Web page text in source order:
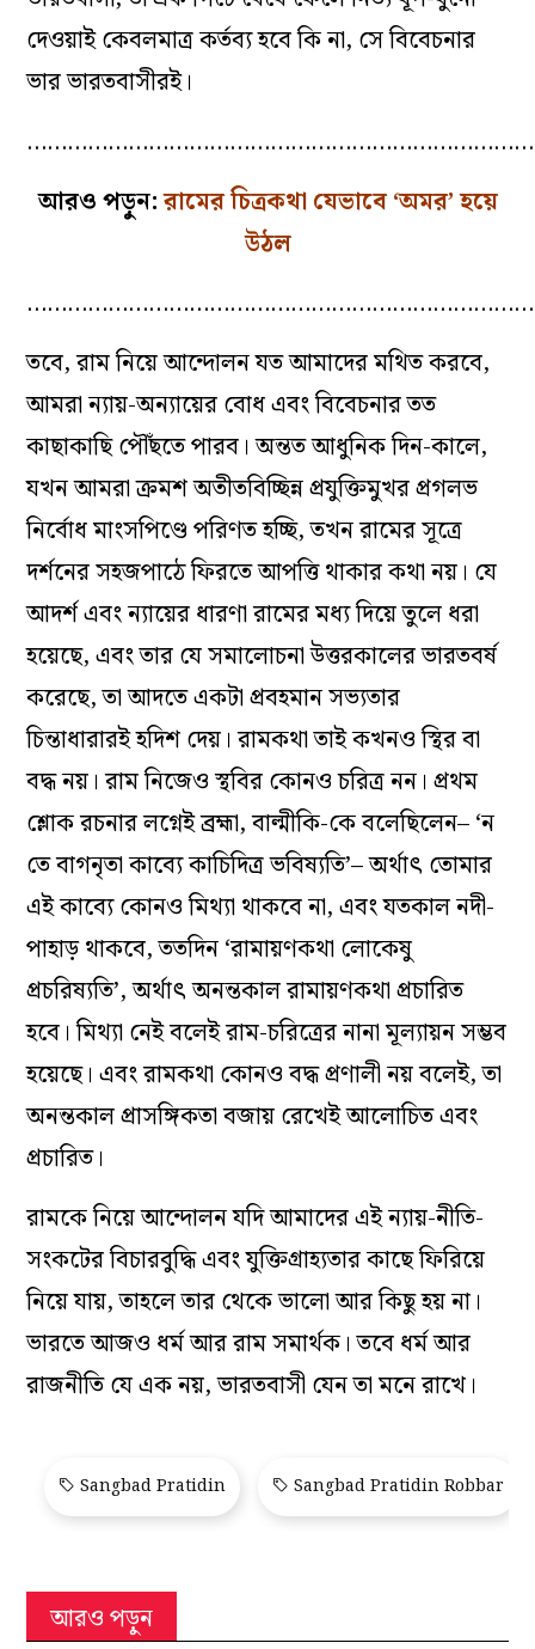
দেওয়াই কেবলমাত্র কর্তব্য হবে কি না, সে বিবেচনার
ভার ভারতবাসীরই।
আরও পড়ুন:রামের চিত্রকথা যেভাবে ‘অমর’ হয়ে
উঠল
তবে, রাম নিয়ে আন্দোলন যত আমাদের মথিত করবে,
আমরা ন্যায়-অন্যায়ের বোধ এবং বিবেচনার তত
কাছাকাছি পৌঁছতে পারব। অন্তত আধুনিক দিন-কালে,
যখন আমরা ক্রমশ অতীতবিচ্ছিন্ন প্রযুক্তিমুখর প্রগলভ
নির্বোধ মাংসপিণ্ডে পরিণত হচ্ছি, তখন রামের সূত্রে
দর্শনের সহজপাঠে ফিরতে আপত্তি থাকার কথা নয়। যে
আদর্শ এবং ন্যায়ের ধারণা রামের মধ্য দিয়ে তুলে ধরা
হয়েছে, এবং তার যে সমালোচনা উত্তরকালের ভারতবর্ষ
করেছে, তা আদতে একটা প্রবহমান সভ্যতার
চিন্তাধারারই হদিশ দেয়। রামকথা তাই কখনও স্থির বা
বদ্ধ নয়। রাম নিজেও স্থবির কোনও চরিত্র নন। প্রথম
শ্লোক রচনার লগ্নেই ব্রহ্মা, বাল্মীকি-কে বলেছিলেন– ‘ন
তে বাগনৃতা কাব্যে কাচিদিত্র ভবিষ্যতি’– অর্থাৎ তোমার
এই কাব্যে কোনও মিথ্যা থাকবে না, এবং যতকাল নদী-
পাহাড় থাকবে, ততদিন ‘রামায়ণকথা লোকেষু
প্রচরিষ্যতি’, অর্থাৎ অনন্তকাল রামায়ণকথা প্রচারিত
হবে। মিথ্যা নেই বলেই রাম-চরিত্রের নানা মূল্যায়ন সম্ভব
হয়েছে। এবং রামকথা কোনও বদ্ধ প্রণালী নয় বলেই, তা
অনন্তকাল প্রাসঙ্গিকতা বজায় রেখেই আলোচিত এবং
প্রচারিত।
রামকে নিয়ে আন্দোলন যদি আমাদের এই ন্যায়-নীতি-
সংকটের বিচারবুদ্ধি এবং যুক্তিগ্রাহ্যতার কাছে ফিরিয়ে
নিয়ে যায়, তাহলে তার থেকে ভালো আর কিছু হয় না।
ভারতে আজও ধর্ম আর রাম সমার্থক। তবে ধর্ম আর
রাজনীতি যে এক নয়, ভারতবাসী যেন তা মনে রাখে।
Sangbad Pratidin Sangbad Pratidin Robbar
আরও পড়ুন